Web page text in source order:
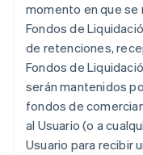
momento en que se
Fondos de
de retenciones,
Fondos de
serán mantenidos
fondos de
al Usuario (o a
Usuario para recibir